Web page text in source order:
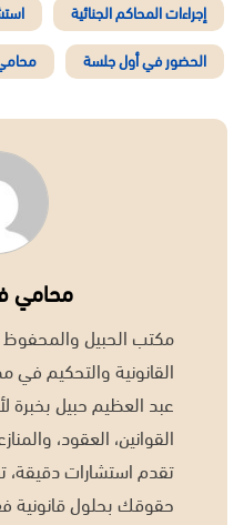
إجراءات المحاكم الجنائية
الحضور في أول جلسة
محامي
مكتب الحبيل والمحفوظ
القانونية والتحكيم في
القوانين، العقود،
تقدم استشارات دقيقة،
حقوقك بحلول قانونية